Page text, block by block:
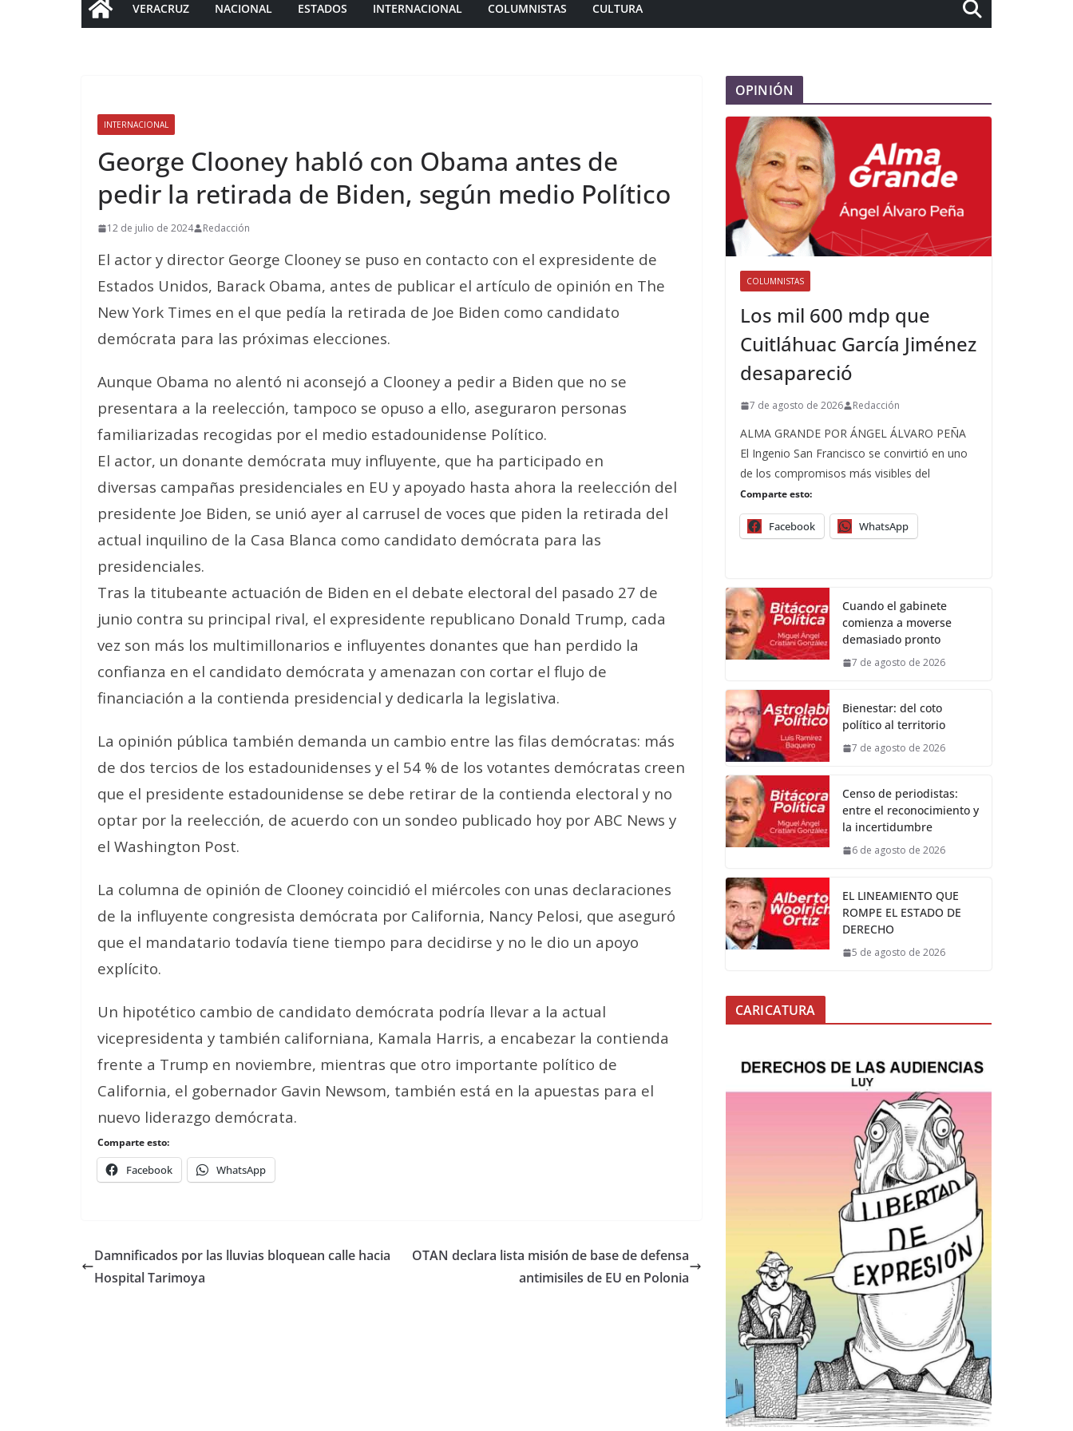
VERACRUZ NACIONAL ESTADOS INTERNACIONAL COLUMNISTAS CULTURA
INTERNACIONAL
George Clooney habló con Obama antes de
pedir la retirada de Biden, según medio Político
12 de julio de 2024 Redacción
El actor y director George Clooney se puso en contacto con el expresidente de
Estados Unidos, Barack Obama, antes de publicar el artículo de opinión en The
New York Times en el que pedía la retirada de Joe Biden como candidato
demócrata para las próximas elecciones.
Aunque Obama no alentó ni aconsejó a Clooney a pedir a Biden que no se
presentara a la reelección, tampoco se opuso a ello, aseguraron personas
familiarizadas recogidas por el medio estadounidense Político.
El actor, un donante demócrata muy influyente, que ha participado en
diversas campañas presidenciales en EU y apoyado hasta ahora la reelección del
presidente Joe Biden, se unió ayer al carrusel de voces que piden la retirada del
actual inquilino de la Casa Blanca como candidato demócrata para las
presidenciales.
Tras la titubeante actuación de Biden en el debate electoral del pasado 27 de
junio contra su principal rival, el expresidente republicano Donald Trump, cada
vez son más los multimillonarios e influyentes donantes que han perdido la
confianza en el candidato demócrata y amenazan con cortar el flujo de
financiación a la contienda presidencial y dedicarla la legislativa.
La opinión pública también demanda un cambio entre las filas demócratas: más
de dos tercios de los estadounidenses y el 54 % de los votantes demócratas creen
que el presidente estadounidense se debe retirar de la contienda electoral y no
optar por la reelección, de acuerdo con un sondeo publicado hoy por ABC News y
el Washington Post.
La columna de opinión de Clooney coincidió el miércoles con unas declaraciones
de la influyente congresista demócrata por California, Nancy Pelosi, que aseguró
que el mandatario todavía tiene tiempo para decidirse y no le dio un apoyo
explícito.
Un hipotético cambio de candidato demócrata podría llevar a la actual
vicepresidenta y también californiana, Kamala Harris, a encabezar la contienda
frente a Trump en noviembre, mientras que otro importante político de
California, el gobernador Gavin Newsom, también está en la apuestas para el
nuevo liderazgo demócrata.
Comparte esto:
Facebook WhatsApp
Damnificados por las lluvias bloquean calle hacia
Hospital Tarimoya
OTAN declara lista misión de base de defensa
antimisiles de EU en Polonia
OPINIÓN
COLUMNISTAS
Los mil 600 mdp que
Cuitláhuac García Jiménez
desapareció
7 de agosto de 2026 Redacción
ALMA GRANDE POR ÁNGEL ÁLVARO PEÑA
El Ingenio San Francisco se convirtió en uno
de los compromisos más visibles del
Comparte esto:
Facebook WhatsApp
Cuando el gabinete
comienza a moverse
demasiado pronto
7 de agosto de 2026
Bienestar: del coto
político al territorio
7 de agosto de 2026
Censo de periodistas:
entre el reconocimiento y
la incertidumbre
6 de agosto de 2026
EL LINEAMIENTO QUE
ROMPE EL ESTADO DE
DERECHO
5 de agosto de 2026
CARICATURA